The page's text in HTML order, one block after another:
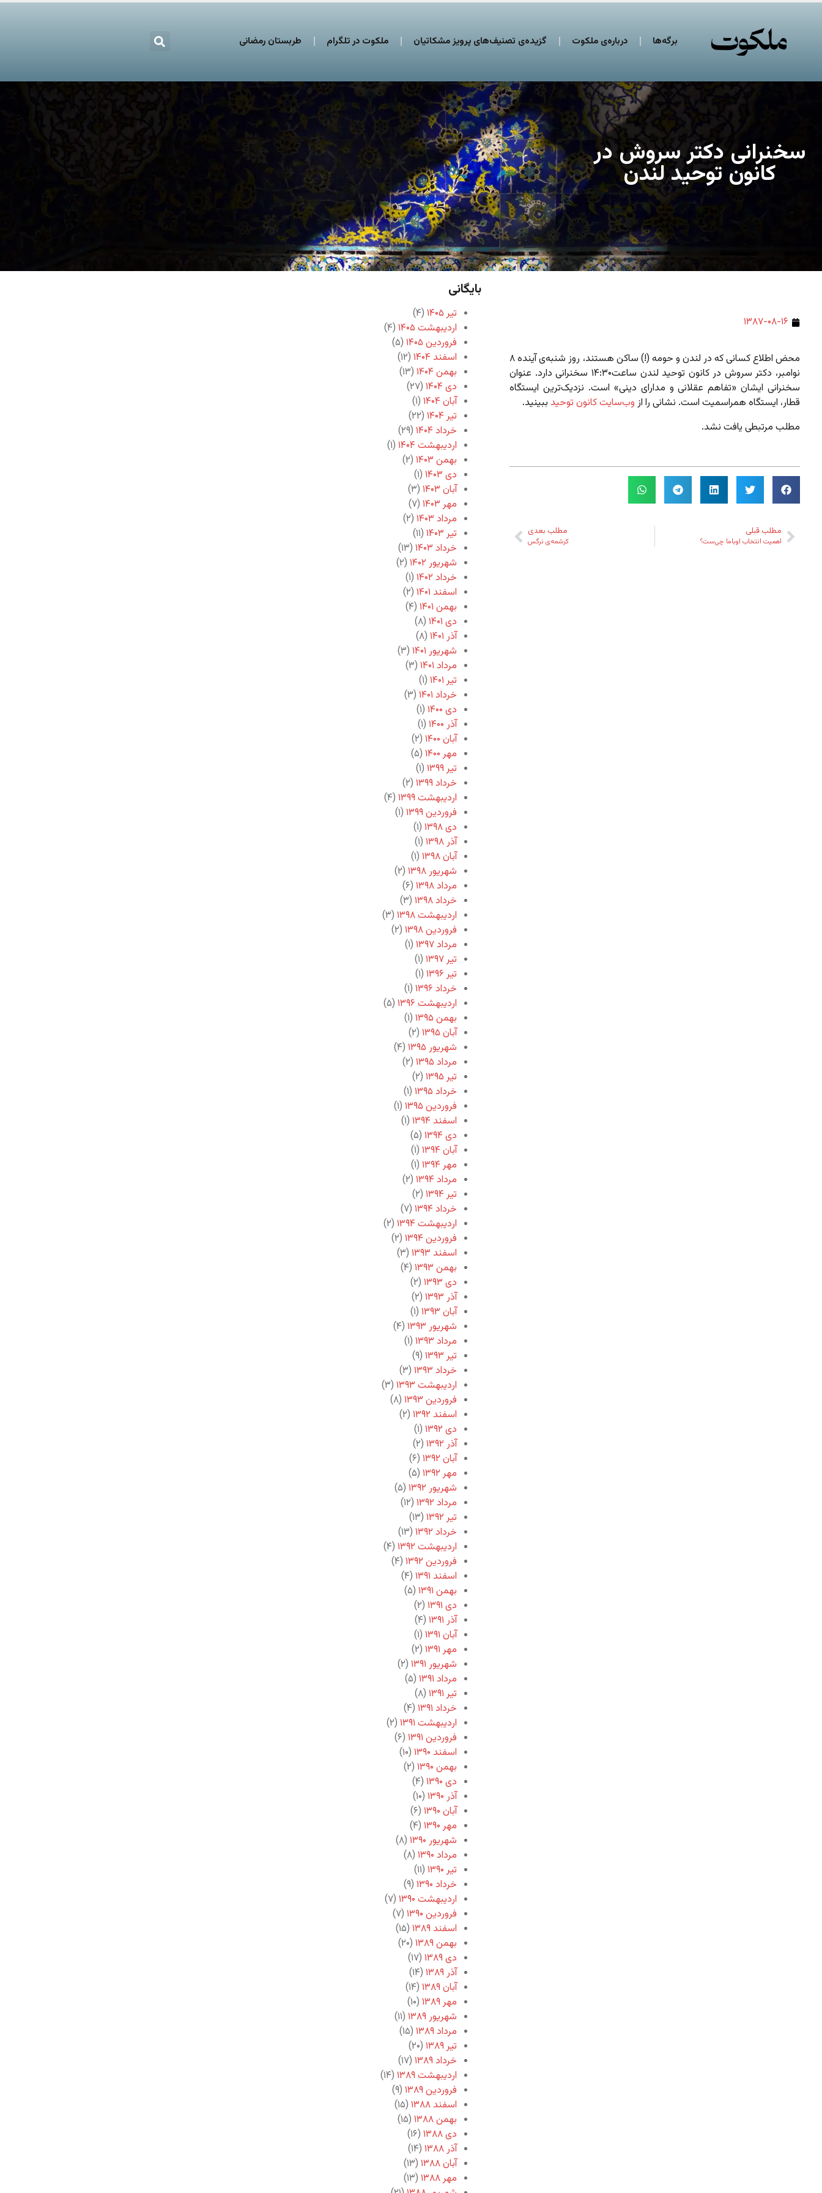
برگه‌ها درباره‌ی ملکوت گزیده‌ی تصنیف‌های پرویز مشکاتیان ملکوت در تلگرام طربستان رمضانی
سخنرانی دکتر سروش در
کانون توحید لندن
۱۳۸۷-۰۸-۱۶
محض اطلاع کسانی که در لندن و حومه (!) ساکن هستند، روز شنبه‌ی آینده ۸
نوامبر، دکتر سروش در کانون توحید لندن ساعت۱۴:۳۰ سخنرانی دارد. عنوان
سخنرانی ایشان «تفاهم عقلانی و مدارای دینی» است. نزدیک‌ترین ایستگاه
قطار، ایستگاه همراسمیت است. نشانی را از وب‌سایت کانون توحید ببینید.
مطلب مرتبطی یافت نشد.
مطلب قبلی
اهمیت انتخاب اوباما چی‌ست؟
مطلب بعدی
کرشمه‌ی نرگس
بایگانی
تیر ۱۴۰۵
(۴)
اردیبهشت ۱۴۰۵
(۴)
فروردین ۱۴۰۵
(۵)
اسفند ۱۴۰۴
(۱۲)
بهمن ۱۴۰۴
(۱۳)
دی ۱۴۰۴
(۲۷)
آبان ۱۴۰۴
(۱)
تیر ۱۴۰۴
(۲۲)
خرداد ۱۴۰۴
(۲۹)
اردیبهشت ۱۴۰۴
(۱)
بهمن ۱۴۰۳
(۲)
دی ۱۴۰۳
(۱)
آبان ۱۴۰۳
(۳)
مهر ۱۴۰۳
(۷)
مرداد ۱۴۰۳
(۲)
تیر ۱۴۰۳
(۱۱)
خرداد ۱۴۰۳
(۱۳)
شهریور ۱۴۰۲
(۲)
خرداد ۱۴۰۲
(۱)
اسفند ۱۴۰۱
(۲)
بهمن ۱۴۰۱
(۴)
دی ۱۴۰۱
(۸)
آذر ۱۴۰۱
(۸)
شهریور ۱۴۰۱
(۳)
مرداد ۱۴۰۱
(۳)
تیر ۱۴۰۱
(۱)
خرداد ۱۴۰۱
(۳)
دی ۱۴۰۰
(۱)
آذر ۱۴۰۰
(۱)
آبان ۱۴۰۰
(۲)
مهر ۱۴۰۰
(۵)
تیر ۱۳۹۹
(۱)
خرداد ۱۳۹۹
(۲)
اردیبهشت ۱۳۹۹
(۴)
فروردین ۱۳۹۹
(۱)
دی ۱۳۹۸
(۱)
آذر ۱۳۹۸
(۱)
آبان ۱۳۹۸
(۱)
شهریور ۱۳۹۸
(۲)
مرداد ۱۳۹۸
(۶)
خرداد ۱۳۹۸
(۳)
اردیبهشت ۱۳۹۸
(۳)
فروردین ۱۳۹۸
(۲)
مرداد ۱۳۹۷
(۱)
تیر ۱۳۹۷
(۱)
تیر ۱۳۹۶
(۱)
خرداد ۱۳۹۶
(۱)
اردیبهشت ۱۳۹۶
(۵)
بهمن ۱۳۹۵
(۱)
آبان ۱۳۹۵
(۲)
شهریور ۱۳۹۵
(۴)
مرداد ۱۳۹۵
(۲)
تیر ۱۳۹۵
(۲)
خرداد ۱۳۹۵
(۱)
فروردین ۱۳۹۵
(۱)
اسفند ۱۳۹۴
(۱)
دی ۱۳۹۴
(۵)
آبان ۱۳۹۴
(۱)
مهر ۱۳۹۴
(۱)
مرداد ۱۳۹۴
(۲)
تیر ۱۳۹۴
(۲)
خرداد ۱۳۹۴
(۷)
اردیبهشت ۱۳۹۴
(۲)
فروردین ۱۳۹۴
(۲)
اسفند ۱۳۹۳
(۳)
بهمن ۱۳۹۳
(۴)
دی ۱۳۹۳
(۲)
آذر ۱۳۹۳
(۲)
آبان ۱۳۹۳
(۱)
شهریور ۱۳۹۳
(۴)
مرداد ۱۳۹۳
(۱)
تیر ۱۳۹۳
(۹)
خرداد ۱۳۹۳
(۳)
اردیبهشت ۱۳۹۳
(۳)
فروردین ۱۳۹۳
(۸)
اسفند ۱۳۹۲
(۲)
دی ۱۳۹۲
(۱)
آذر ۱۳۹۲
(۲)
آبان ۱۳۹۲
(۶)
مهر ۱۳۹۲
(۵)
شهریور ۱۳۹۲
(۵)
مرداد ۱۳۹۲
(۱۲)
تیر ۱۳۹۲
(۱۳)
خرداد ۱۳۹۲
(۱۳)
اردیبهشت ۱۳۹۲
(۴)
فروردین ۱۳۹۲
(۴)
اسفند ۱۳۹۱
(۴)
بهمن ۱۳۹۱
(۵)
دی ۱۳۹۱
(۲)
آذر ۱۳۹۱
(۴)
آبان ۱۳۹۱
(۱)
مهر ۱۳۹۱
(۲)
شهریور ۱۳۹۱
(۲)
مرداد ۱۳۹۱
(۵)
تیر ۱۳۹۱
(۸)
خرداد ۱۳۹۱
(۴)
اردیبهشت ۱۳۹۱
(۲)
فروردین ۱۳۹۱
(۶)
اسفند ۱۳۹۰
(۱۰)
بهمن ۱۳۹۰
(۲)
دی ۱۳۹۰
(۴)
آذر ۱۳۹۰
(۱۰)
آبان ۱۳۹۰
(۶)
مهر ۱۳۹۰
(۴)
شهریور ۱۳۹۰
(۸)
مرداد ۱۳۹۰
(۸)
تیر ۱۳۹۰
(۱۱)
خرداد ۱۳۹۰
(۹)
اردیبهشت ۱۳۹۰
(۷)
فروردین ۱۳۹۰
(۷)
اسفند ۱۳۸۹
(۱۵)
بهمن ۱۳۸۹
(۲۰)
دی ۱۳۸۹
(۱۷)
آذر ۱۳۸۹
(۱۴)
آبان ۱۳۸۹
(۱۴)
مهر ۱۳۸۹
(۱۰)
شهریور ۱۳۸۹
(۱۱)
مرداد ۱۳۸۹
(۱۵)
تیر ۱۳۸۹
(۲۰)
خرداد ۱۳۸۹
(۱۷)
اردیبهشت ۱۳۸۹
(۱۴)
فروردین ۱۳۸۹
(۹)
اسفند ۱۳۸۸
(۱۵)
بهمن ۱۳۸۸
(۱۵)
دی ۱۳۸۸
(۱۶)
آذر ۱۳۸۸
(۱۴)
آبان ۱۳۸۸
(۱۳)
مهر ۱۳۸۸
(۱۳)